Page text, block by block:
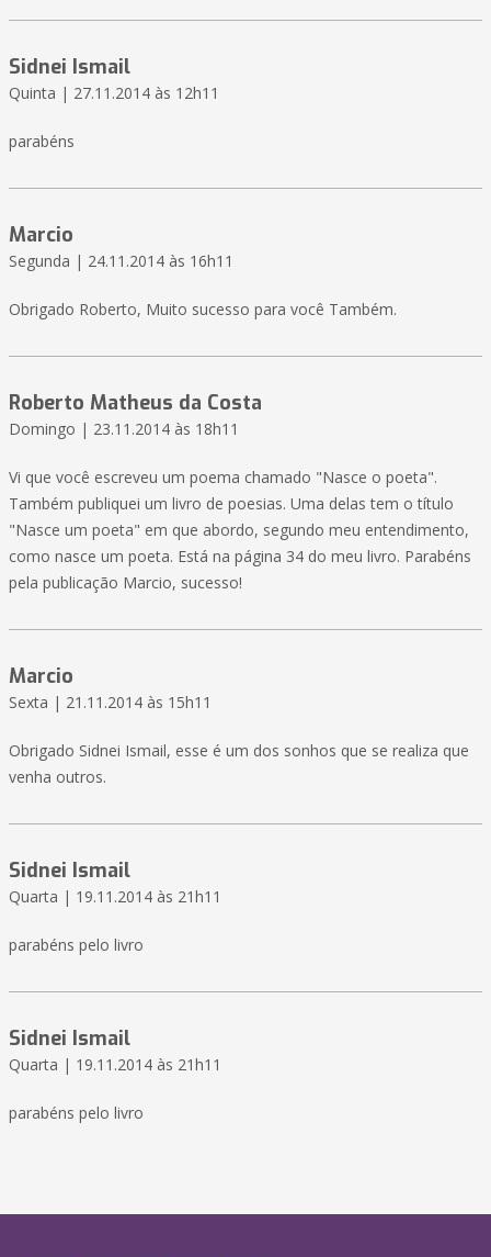
Sidnei Ismail
Quinta | 27.11.2014 às 12h11
parabéns
Marcio
Segunda | 24.11.2014 às 16h11
Obrigado Roberto, Muito sucesso para você Também.
Roberto Matheus da Costa
Domingo | 23.11.2014 às 18h11
Vi que você escreveu um poema chamado "Nasce o poeta".
Também publiquei um livro de poesias. Uma delas tem o título
"Nasce um poeta" em que abordo, segundo meu entendimento,
como nasce um poeta. Está na página 34 do meu livro. Parabéns
pela publicação Marcio, sucesso!
Marcio
Sexta | 21.11.2014 às 15h11
Obrigado Sidnei Ismail, esse é um dos sonhos que se realiza que
venha outros.
Sidnei Ismail
Quarta | 19.11.2014 às 21h11
parabéns pelo livro
Sidnei Ismail
Quarta | 19.11.2014 às 21h11
parabéns pelo livro